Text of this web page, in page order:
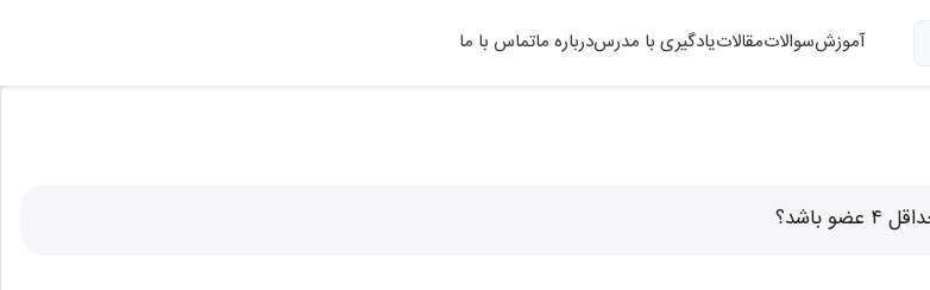
آموزشسوالاتمقالاتیادگیری با مدرسدرباره ماتماس با ما